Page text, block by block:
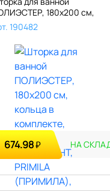
180х200 см,
в компл..
190482
674.98₽ НА